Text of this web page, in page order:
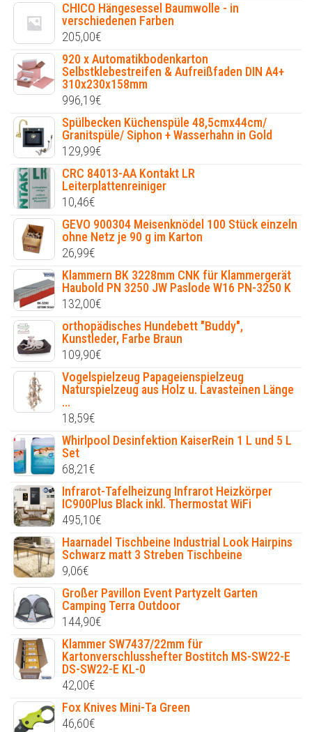
CHICO Hängesessel Baumwolle - in
verschiedenen Farben
205,00€
920 x Automatikbodenkarton
Selbstklebestreifen & Aufreißfaden DIN A4+
310x230x158mm
996,19€
Spülbecken Küchenspüle 48,5cmx44cm/
Granitspüle/ Siphon + Wasserhahn in Gold
129,99€
CRC 84013-AA Kontakt LR
Leiterplattenreiniger
10,46€
GEVO 900304 Meisenknödel 100 Stück einzeln
ohne Netz je 90 g im Karton
26,99€
Klammern BK 3228mm CNK für Klammergerät
Haubold PN 3250 JW Paslode W16 PN-3250 K
132,00€
orthopädisches Hundebett "Buddy",
Kunstleder, Farbe Braun
109,90€
Vogelspielzeug Papageienspielzeug
Naturspielzeug aus Holz u. Lavasteinen Länge
...
18,59€
Whirlpool Desinfektion KaiserRein 1 L und 5 L
Set
68,21€
Infrarot-Tafelheizung Infrarot Heizkörper
IC900Plus Black inkl. Thermostat WiFi
495,10€
Haarnadel Tischbeine Industrial Look Hairpins
Schwarz matt 3 Streben Tischbeine
9,06€
Großer Pavillon Event Partyzelt Garten
Camping Terra Outdoor
144,90€
Klammer SW7437/22mm für
Kartonverschlusshefter Bostitch MS-SW22-E
DS-SW22-E KL-0
42,00€
Fox Knives Mini-Ta Green
46,60€